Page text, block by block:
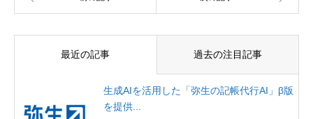
最近の記事 過去の注目記事
生成AIを活用した「弥生の記帳代行AI」β版
を提供...